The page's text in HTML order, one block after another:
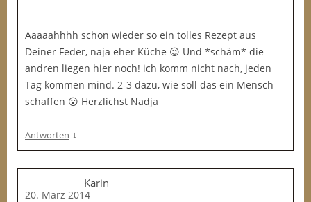
Aaaaahhhh schon wieder so ein tolles Rezept aus
Deiner Feder, naja eher Küche 😉 Und *schäm* die
andren liegen hier noch! ich komm nicht nach, jeden
Tag kommen mind. 2-3 dazu, wie soll das ein Mensch
schaffen 😮 Herzlichst Nadja
Antworten ↓
Karin
20. März 2014